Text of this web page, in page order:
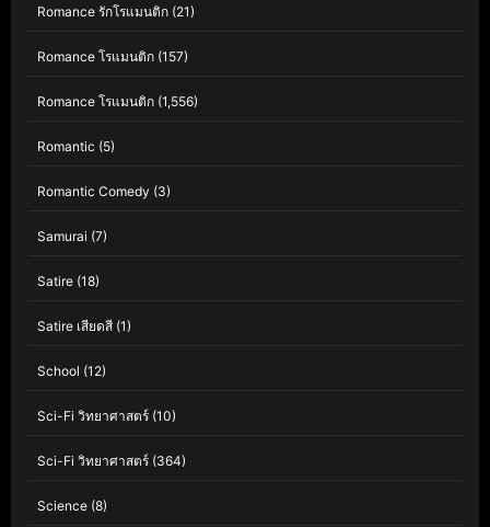
Romance รักโรแมนติก (21)
Romance โรแมนติก (157)
Romance โรแมนติก (1,556)
Romantic (5)
Romantic Comedy (3)
Samurai (7)
Satire (18)
Satire เสียดสี (1)
School (12)
Sci-Fi วิทยาศาสตร์ (10)
Sci-Fi วิทยาศาสตร์ (364)
Science (8)